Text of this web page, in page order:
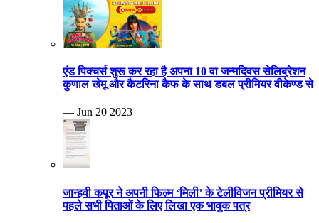
एंड पिक्चर्स शुरू कर रहा है अपना 10 वा जन्मदिवस सेलिब्रेशन
कुणाल खेमू और कैटरिना कैफ के साथ डबल प्रीमियर वीकेण्ड से
— Jun 20 2023
जान्हवी कपूर ने अपनी फिल्म ‘मिली’ के टेलीविजन प्रीमियर से
पहले सभी पिताओं के लिए लिखा एक भावुक पत्र